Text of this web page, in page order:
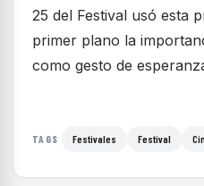
25 del Festival usó esta
primer plano la
como gesto de
TAGS Festivales Festival